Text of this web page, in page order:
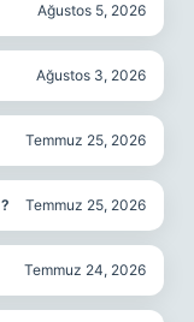
Ağustos 5, 2026
Ağustos 3, 2026
Temmuz 25, 2026
Temmuz 25, 2026
Temmuz 24, 2026